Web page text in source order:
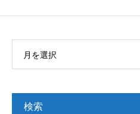
月を選択
検索